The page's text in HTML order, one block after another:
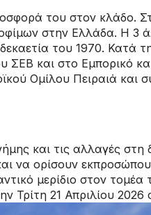
του στον κλάδο.
στην Ελλάδα. Η 3
του 1970. Κατά
και στο Εμπορικό
Ομίλου Πειραιά και
και τις αλλαγές στη
να ορίσουν
μερίδιο στον τομέα
Τρίτη 21 Απριλίου 2026